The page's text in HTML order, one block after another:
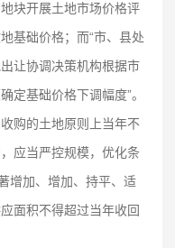
块开展土地市场价格评
基础价格；而“市、县处
让协调决策机构根据市
定基础价格下调幅度”。
购的土地原则上当年不
应当严控规模，优化条
增加、增加、持平、适
面积不得超过当年收回